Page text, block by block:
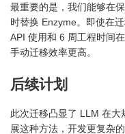
最重要的是，我们能够在
时替换 Enzyme。即使在
API 使用和 6 周工程时间
手动迁移效率更高。
后续计划
此次迁移凸显了 LLM 在
展这种方法，开发更复杂